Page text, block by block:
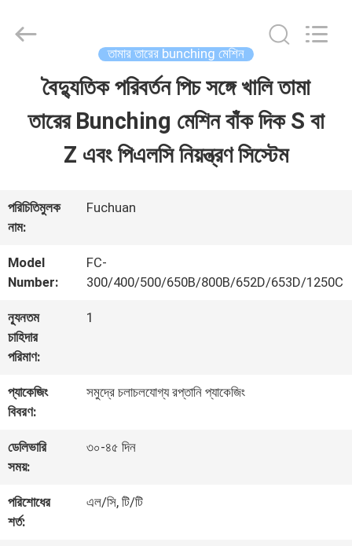
ভিডিও
ভিআর
শো
আমাদের
সম্পর্কে
কারখানা
পরিদর্শন
গুণমান
Electrical
তামার তারের bunching মেশিন
বৈদ্যুতিক পরিবর্তন পিচ সঙ্গে খালি তামা
তারের Bunching মেশিন বাঁক দিক S বা
Z এবং পিএলসি নিয়ন্ত্রণ সিস্টেম
পরিচিতিমুলক
নাম:
Fuchuan
Model
Number:
FC-
300/400/500/650B/800B/652D/653D/1250C
ন্যূনতম
চাহিদার
পরিমাণ:
1
প্যাকেজিং
বিবরণ:
সমুদ্রে চলাচলযোগ্য রপ্তানি প্যাকেজিং
ডেলিভারি
সময়:
৩০-৪৫ দিন
পরিশোধের
শর্ত:
এল/সি, টি/টি